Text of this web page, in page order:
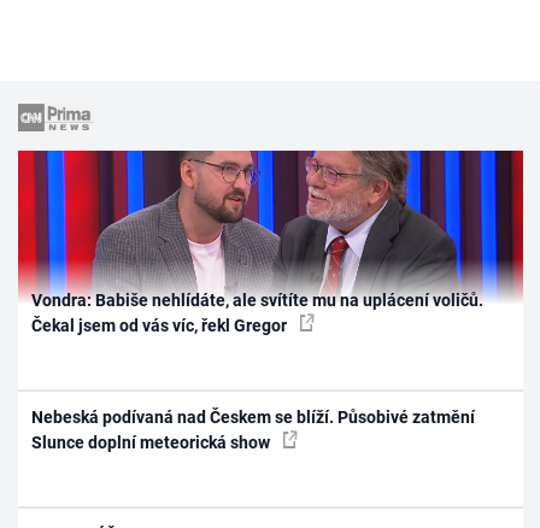
Vondra: Babiše nehlídáte, ale svítíte mu na uplácení voličů.
Čekal jsem od vás víc, řekl Gregor
Nebeská podívaná nad Českem se blíží. Působivé zatmění
Slunce doplní meteorická show